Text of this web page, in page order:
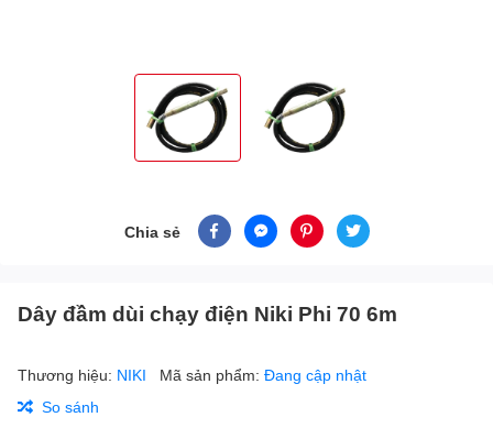
Chia sẻ
Dây đầm dùi chạy điện Niki Phi 70 6m
Thương hiệu: NIKI Mã sản phẩm: Đang cập nhật
So sánh